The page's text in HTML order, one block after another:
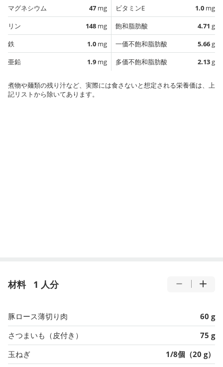
マグネシウム 47 mg
リン
148 mg
鉄
1.0 mg
亜鉛
1.9 mg
ビタミンE 1.0 mg
飽和脂肪酸
4.71 g
一価不飽和脂肪酸
5.66g
多価不飽和脂肪酸
2.13g
煮物や麺類の残り汁など、実際には食さないと想定される栄養価は、上
記リストから除いてあります。
材料 1 人分
豚ロース薄切り肉
60 g
さつまいも（皮付き）
75 g
玉ねぎ
1/8個（20 g）